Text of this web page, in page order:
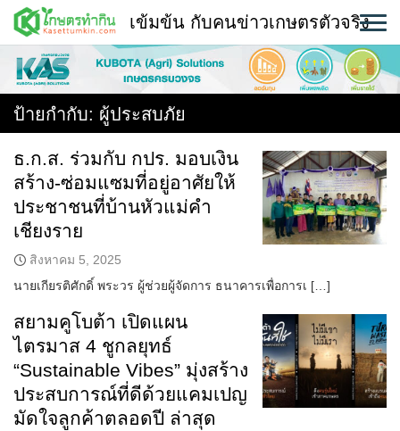
Skip
content
พืช
หน้าแรก
แวดวงเกษตร
ใคร ทำอะไร ที่ไหน
สถานีข่าววันนี้
เข้มข้น กับคนข่าวเกษตรตัวจริง
ป้ายกำกับ: ผู้ประสบภัย
ธ.ก.ส. ร่วมกับ กปร. มอบเงิน
สร้าง-ซ่อมแซมที่อยู่อาศัยให้
ประชาชนที่บ้านหัวแม่คำ
เชียงราย
สิงหาคม 5, 2025
นายเกียรติศักดิ์ พระวร ผู้ช่วยผู้จัดการ ธนาคารเพื่อการเ […]
สยามคูโบต้า เปิดแผน
ไตรมาส 4 ชูกลยุทธ์
“Sustainable Vibes” มุ่งสร้าง
ประสบการณ์ที่ดีด้วยแคมเปญ
มัดใจลูกค้าตลอดปี ล่าสุด